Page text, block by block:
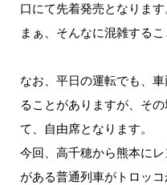
口にて先着発売となります
まぁ、そんなに混雑するこ
なお、平日の運転でも、
ることがありますが、そ
て、自由席となります。
今回、高千穂から熊本に
がある普通列車がトロッ